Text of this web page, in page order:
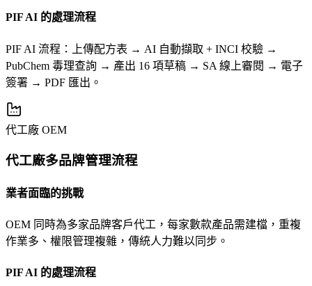
PIF AI 的處理流程
PIF AI 流程：上傳配方表 → AI 自動擷取 + INCI 校驗 →
PubChem 毒理查詢 → 產出 16 項草稿 → SA 線上審閱 → 電子
簽署 → PDF 匯出。
代工廠 OEM
代工廠多品牌管理流程
業者面臨的挑戰
OEM 同時為多家品牌客戶代工，每家數款產品需建檔，重複
作業多、權限管理複雜，傳統人力難以同步。
PIF AI 的處理流程